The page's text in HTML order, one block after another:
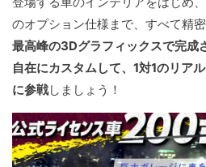
のオプション仕様まで、すべて精
最高峰の3Dグラフィックスで完成
自在にカスタムして、1対1のリア
に参戦しましょう！